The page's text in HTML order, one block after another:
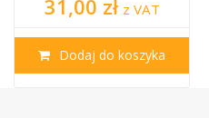
31,00 zł z VAT
Dodaj do koszyka